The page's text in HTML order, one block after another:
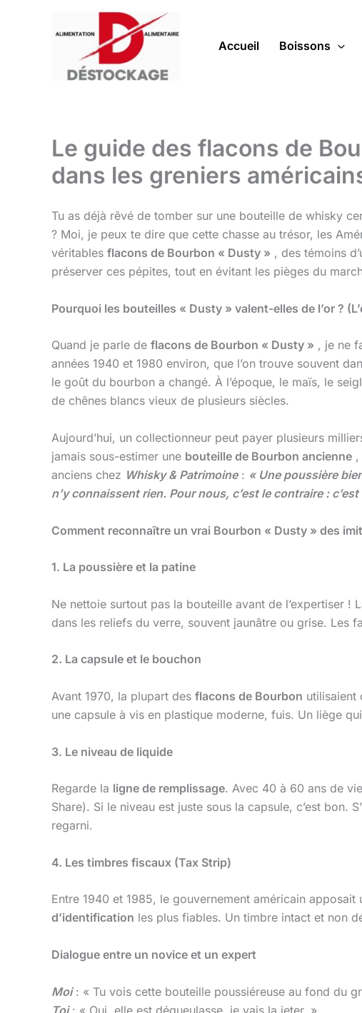
Accueil Boissons
Le guide des flacons de
dans les greniers
Tu as déjà rêvé de tomber sur une bouteille de whisky
? Moi, je peux te dire que cette chasse au trésor, les
véritables flacons de Bourbon « Dusty » , des témoins
préserver ces pépites, tout en évitant les pièges du
Pourquoi les bouteilles « Dusty » valent-elles de l’or ?
Quand je parle de flacons de Bourbon « Dusty » , je ne
années 1940 et 1980 environ, que l’on trouve souvent
le goût du bourbon a changé. À l’époque, le maïs, le
de chênes blancs vieux de plusieurs siècles.
Aujourd’hui, un collectionneur peut payer plusieurs
jamais sous-estimer une bouteille de Bourbon ancienne ,
anciens chez Whisky & Patrimoine: « Une poussière
n’y connaissent rien. Pour nous, c’est le contraire :
Comment reconnaître un vrai Bourbon « Dusty » des
1. La poussière et la patine
Ne nettoie surtout pas la bouteille avant de l’expertiser !
dans les reliefs du verre, souvent jaunâtre ou grise. Les
2. La capsule et le bouchon
Avant 1970, la plupart des flacons de Bourbon utilisaient
une capsule à vis en plastique moderne, fuis. Un liège
3. Le niveau de liquide
Regarde la ligne de remplissage. Avec 40 à 60 ans de
Share). Si le niveau est juste sous la capsule, c’est
regarni.
4. Les timbres fiscaux (Tax Strip)
Entre 1940 et 1985, le gouvernement américain
d’identification les plus fiables. Un timbre intact et non
Dialogue entre un novice et un expert
Moi: « Tu vois cette bouteille poussiéreuse au fond du
Toi: « Oui, elle est dégueulasse, je vais la jeter. »